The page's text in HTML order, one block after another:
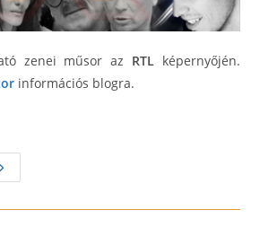
zenei műsor az RTLképernyőjén.
információs blogra.